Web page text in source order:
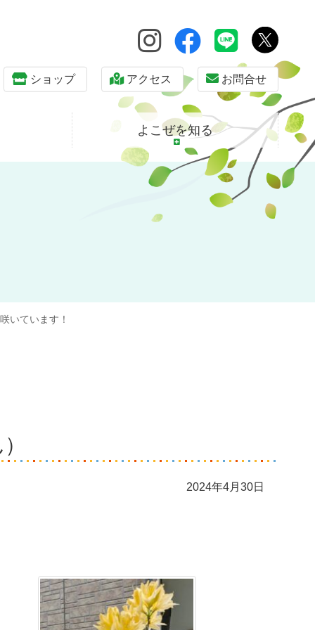
ショップ アクセス お問合せ
よこぜを知る
いています！
2024年4月30日